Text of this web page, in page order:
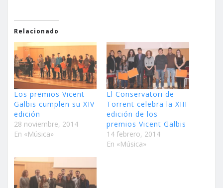
Relacionado
Los premios Vicent
Galbis cumplen su XIV
edición
28 noviembre, 2014
En «Música»
El Conservatori de
Torrent celebra la XIII
edición de los
premios Vicent Galbis
14 febrero, 2014
En «Música»